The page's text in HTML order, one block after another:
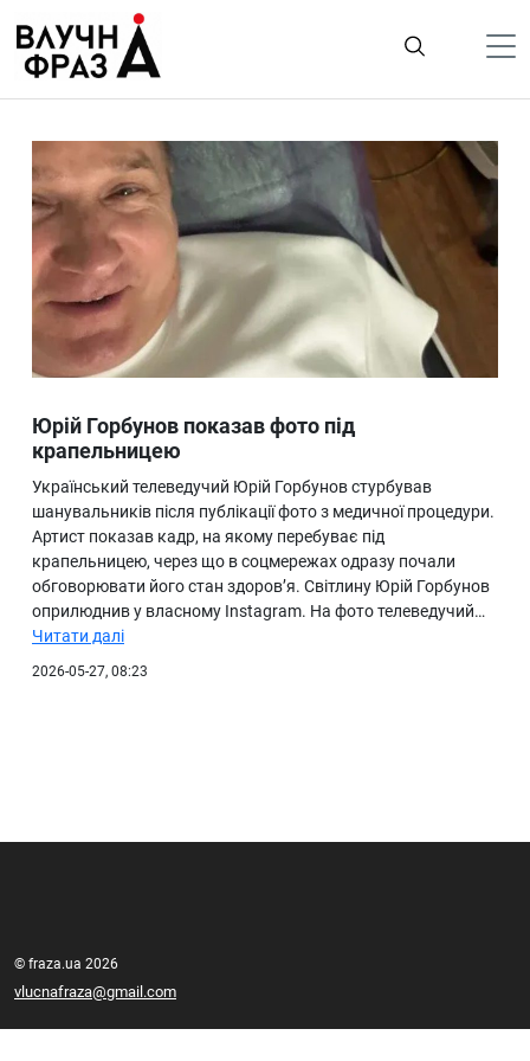
содержимому
Гроші
Життя
Лайфстайл
ТехноНаука
Людина
Ukraine
Про нас
Юрій Горбунов показав фото під
крапельницею
Український телеведучий Юрій Горбунов стурбував
шанувальників після публікації фото з медичної процедури.
Артист показав кадр, на якому перебуває під
крапельницею, через що в соцмережах одразу почали
обговорювати його стан здоров’я. Світлину Юрій Горбунов
оприлюднив у власному Instagram. На фото телеведучий…
Читати далі
2026-05-27, 08:23
© fraza.ua 2026
vlucnafraza@gmail.com